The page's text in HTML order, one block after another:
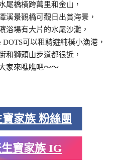
尾橋橫跨萬里和金山，
溪景觀橋可觀日出賞海景，
浴場有大片的水尾沙灘，
DOTS可以租騎遊純樸小漁港，
和獅頭山步道都很近，
家來瞧瞧吧～～
家族 粉絲團
寶家族 IG